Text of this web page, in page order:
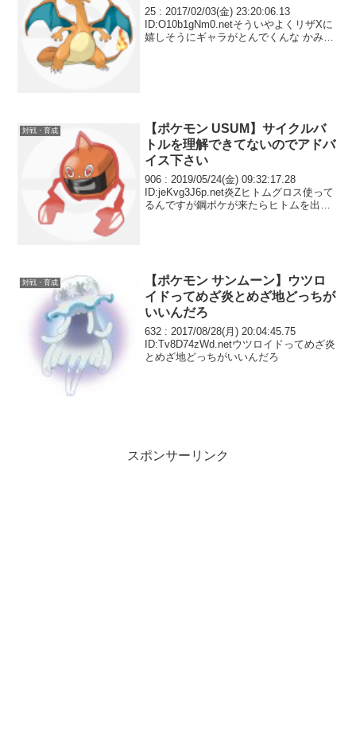
25 : 2017/02/03(金) 23:20:06.13
ID:O10b1gNm0.netそういやよくリザXに
嬉しそうにギャラがとんでくんな かみな
対戦・育成
【ポケモン USUM】サイクルバ
トルを理解できてないのでアドバ
イス下さい
906 : 2019/05/24(金) 09:32:17.28
ID:jeKvg3J6p.net炎Zヒトムグロス使って
るんですが鋼ポケが来たらヒトムを出す
対戦・育成
【ポケモン サンムーン】ウツロ
イドってめざ炎とめざ地どっちが
いいんだろ
632 : 2017/08/28(月) 20:04:45.75
ID:Tv8D74zWd.netウツロイドってめざ炎
とめざ地どっちがいいんだろ
スポンサーリンク